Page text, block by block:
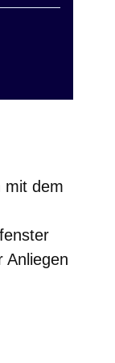
mit dem
Anliegen